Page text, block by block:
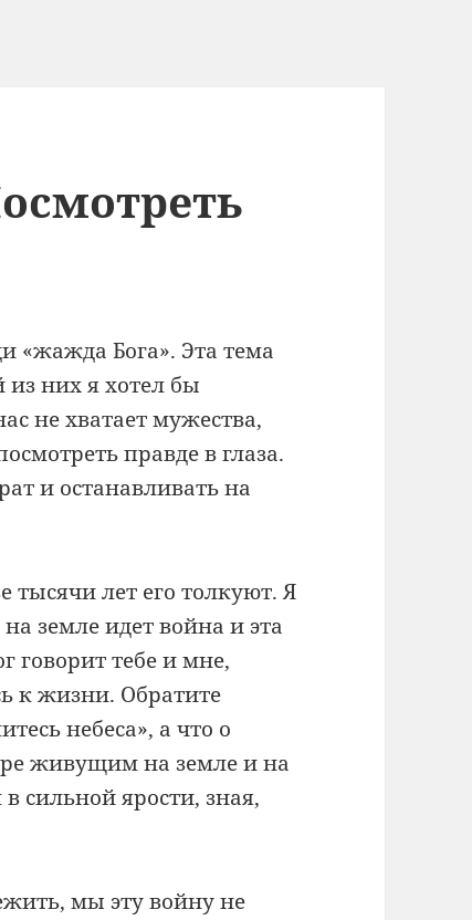
«жажда Бога». Эта тема
из них я хотел бы
не хватает мужества,
правде в глаза.
и останавливать на
тысячи лет его толкуют. Я
земле идет война и эта
говорит тебе и мне,
к жизни. Обратите
небеса», а что о
живущим на земле и на
сильной ярости, зная,
мы эту войну не